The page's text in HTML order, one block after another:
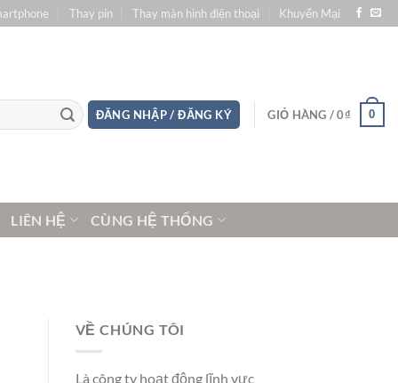
Thay pin Thay màn hình điện thoại Khuyến Mại
ĐĂNG NHẬP / ĐĂNG KÝ GIỎ HÀNG /0₫ 0
LIÊN HỆ CÙNG HỆ THỐNG
VỀ CHÚNG TÔI
Là công ty hoạt động lĩnh vực